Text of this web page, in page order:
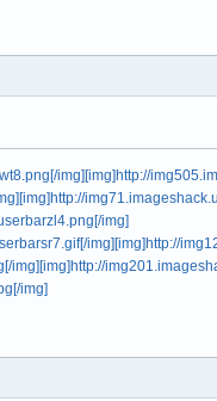
img][img]http://
[img]http://
img]
img][img]http://
img][img]http://
img]